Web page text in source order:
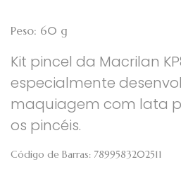
Peso: 60 g
Kit pincel da Macrilan
especialmente
maquiagem com lata
os pincéis.
Código de Barras: 7899583202511